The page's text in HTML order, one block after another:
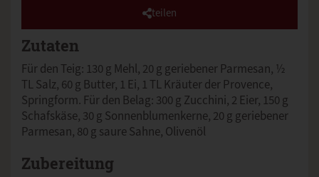
teilen
Zutaten
Für den Teig: 130 g Mehl, 20 g geriebener Parmesan, ½
TL Salz, 60 g Butter, 1 Ei, 1 TL Kräuter der Provence,
Springform. Für den Belag: 300 g Zucchini, 2 Eier, 150 g
Schafskäse, 30 g Sonnenblumenkerne, 20 g geriebener
Parmesan, 80 g saure Sahne, Olivenöl
Zubereitung